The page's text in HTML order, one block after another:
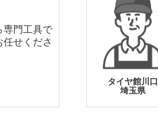
専門工具で
せくださ
タイヤ館川口
埼玉県